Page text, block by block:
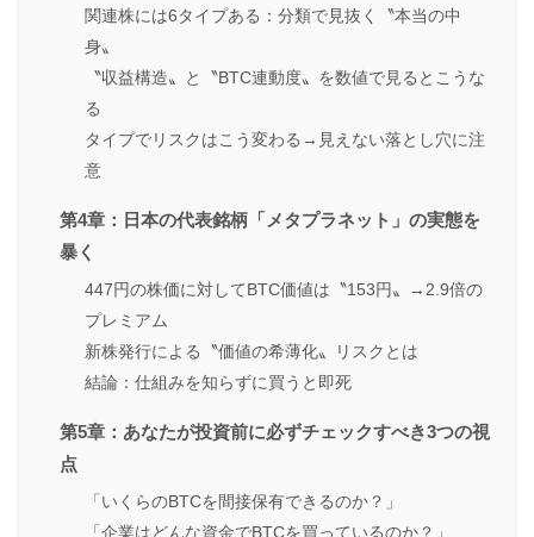
関連株には6タイプある：分類で見抜く〝本当の中
身〟
〝収益構造〟と〝BTC連動度〟を数値で見るとこうな
る
タイプでリスクはこう変わる→見えない落とし穴に注
意
第4章：日本の代表銘柄「メタプラネット」の実態を
暴く
447円の株価に対してBTC価値は〝153円〟→2.9倍の
プレミアム
新株発行による〝価値の希薄化〟リスクとは
結論：仕組みを知らずに買うと即死
第5章：あなたが投資前に必ずチェックすべき3つの視
点
「いくらのBTCを間接保有できるのか？」
「企業はどんな資金でBTCを買っているのか？」